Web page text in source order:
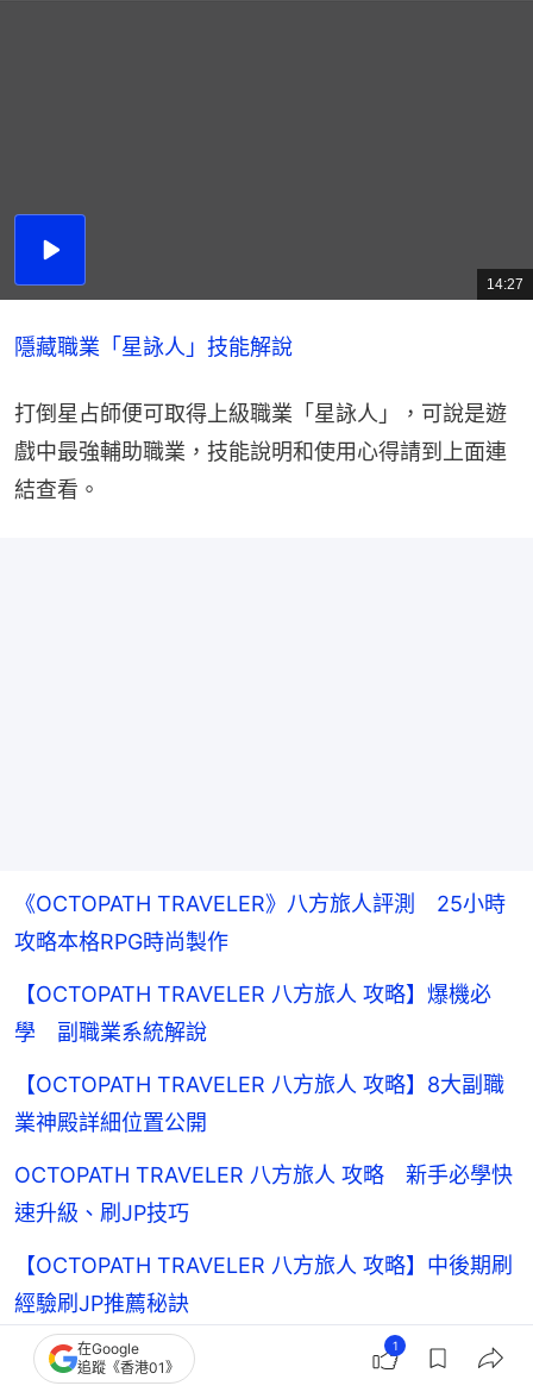
播
總
共
14:27
隱藏職業「星詠人」技能解說
打倒星占師便可取得上級職業「星詠人」，可說是遊
戲中最強輔助職業，技能說明和使用心得請到上面連
結查看。
《OCTOPATH TRAVELER》八方旅人評測 25小時
攻略本格RPG時尚製作
【OCTOPATH TRAVELER 八方旅人 攻略】爆機必
學 副職業系統解說
【OCTOPATH TRAVELER 八方旅人 攻略】8大副職
業神殿詳細位置公開
OCTOPATH TRAVELER 八方旅人 攻略 新手必學快
速升級、刷JP技巧
【OCTOPATH TRAVELER 八方旅人 攻略】中後期刷
經驗刷JP推薦秘訣
【OCTOPATH TRAVELER 八方旅人 攻略】隱藏職業
在Google
追蹤《香港01》
1